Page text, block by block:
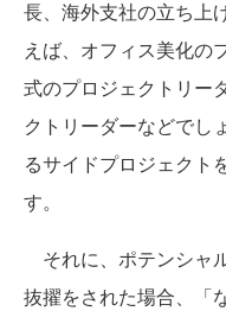
長、海外支社の立ち上
えば、オフィス美化の
式のプロジェクトリー
クトリーダーなどでし
るサイドプロジェクト
す。
それに、ポテンシャ
抜擢をされた場合、「